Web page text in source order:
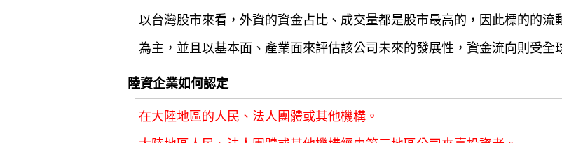
以台灣股市來看，外資的資金占比、成交量都是股市最高的，因此標的的
為主，並且以基本面、產業面來評估該公司未來的發展性，資金流向則受全
陸資企業如何認定
在大陸地區的人民、法人團體或其他機構。